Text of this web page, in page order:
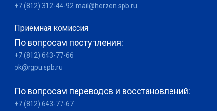
+7 (812) 312-44-92 mail@herzen.spb.ru
Приемная комиссия
По вопросам поступления:
+7 (812) 643-77-66
pk@rgpu.spb.ru
По вопросам переводов и восстановлений:
+7 (812) 643-77-67